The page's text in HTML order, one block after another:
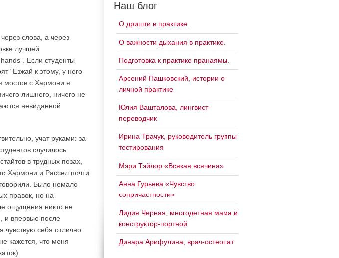
слова, а через
лучшей
Если студенты
“Езжай к этому, у него
мостов с Хармони я
лишнего, ничего не
невиданной
учат руками: за
случилось
в трудных позах,
Хармони и Рассел почти
Было немало
правок, но на
ощущения никто не
и впервые после
чувствую себя отлично
кажется, что меня
Наш блог
О дришти в практике.
О важности дыхания в практике.
Подготовка к практике пранаямы.
Арсений Пашковский, истории о
личной практике
Юлия Вашталова, лингвист-
переводчик
Ирина Трачук, руководитель группы
тестирования
Мэри Тэйлор «Всякая всячина»
Анна Гурьева «Чувство
сопричастности»
Лидия Черная, многодетная мама и
конструктор-портной
Динара Арифулина, врач-остеопат